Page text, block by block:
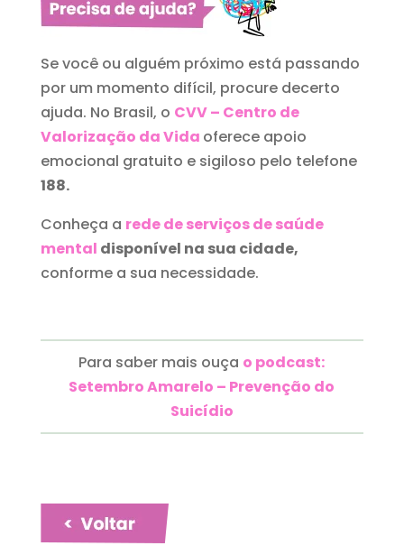
Se você ou alguém próximo está passando
por um momento difícil, procure decerto
ajuda. No Brasil, o CVV – Centro de
Valorização da Vida oferece apoio
emocional gratuito e sigiloso pelo telefone
188.
Conheça a rede de serviços de saúde
mental disponível na sua cidade,
conforme a sua necessidade.
Para saber mais ouça o podcast:
Setembro Amarelo – Prevenção do
Suicídio